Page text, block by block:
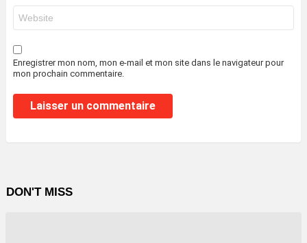
web
Enregistrer mon nom, mon e-mail et mon site dans le navigateur pour
mon prochain commentaire.
DON'T MISS